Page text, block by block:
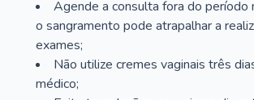
Agende a consulta fora do período
o sangramento pode atrapalhar a
exames;
Não utilize cremes vaginais três
médico;